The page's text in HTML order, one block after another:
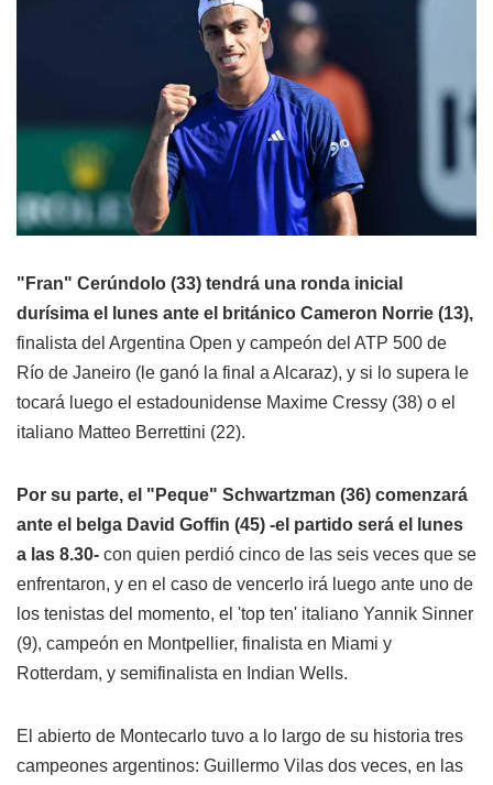
"Fran" Cerúndolo (33) tendrá una ronda inicial
durísima el lunes ante el británico Cameron Norrie (13),
finalista del Argentina Open y campeón del ATP 500 de
Río de Janeiro (le ganó la final a Alcaraz), y si lo supera le
tocará luego el estadounidense Maxime Cressy (38) o el
italiano Matteo Berrettini (22).
Por su parte, el "Peque" Schwartzman (36) comenzará
ante el belga David Goffin (45) -el partido será el lunes
a las 8.30- con quien perdió cinco de las seis veces que se
enfrentaron, y en el caso de vencerlo irá luego ante uno de
los tenistas del momento, el 'top ten' italiano Yannik Sinner
(9), campeón en Montpellier, finalista en Miami y
Rotterdam, y semifinalista en Indian Wells.
El abierto de Montecarlo tuvo a lo largo de su historia tres
campeones argentinos: Guillermo Vilas dos veces, en las